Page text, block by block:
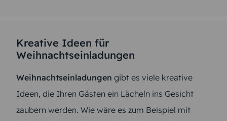
Kreative Ideen für
Weihnachtseinladungen
Weihnachtseinladungen gibt es viele kreative
Ideen, die Ihren Gästen ein Lächeln ins Gesicht
zaubern werden. Wie wäre es zum Beispiel mit